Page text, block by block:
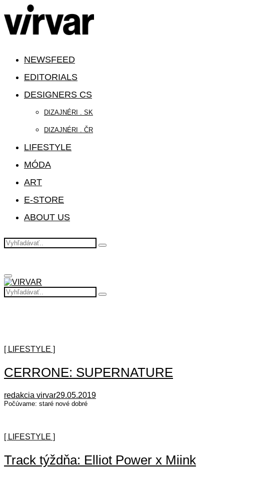
NEWSFEED
EDITORIALS
DESIGNERS CS
DIZAJNÉRI . SK
DIZAJNÉRI . ČR
LIFESTYLE
MÓDA
ART
E-STORE
ABOUT US
Search
Search
Primary
Menu
Search
for:
Search
[ LIFESTYLE ]
CERRONE: SUPERNATURE
redakcia virvar29.05.2019
Počúvame: staré nové dobré
[ LIFESTYLE ]
Track týždňa: Elliot Power x Miink